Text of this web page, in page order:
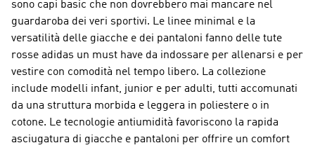
sono capi basic che non dovrebbero mai mancare nel
guardaroba dei veri sportivi. Le linee minimal e la
versatilità delle giacche e dei pantaloni fanno delle tute
rosse adidas un must have da indossare per allenarsi e per
vestire con comodità nel tempo libero. La collezione
include modelli infant, junior e per adulti, tutti accomunati
da una struttura morbida e leggera in poliestere o in
cotone. Le tecnologie antiumidità favoriscono la rapida
asciugatura di giacche e pantaloni per offrire un comfort